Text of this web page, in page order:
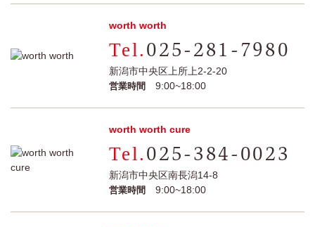
worth worth
025-281-7980
新潟市中央区上所上2-2-20
営業時間 9:00~18:00
worth worth cure
025-384-0023
新潟市中央区南長潟14-8
営業時間 9:00~18:00